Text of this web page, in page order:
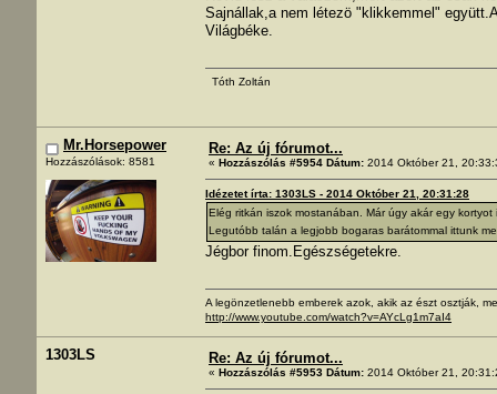
Sajnállak,a nem létezö "klikkemmel"
Világbéke.
Tóth Zoltán
Mr.Horsepower
Hozzászólások: 8581
Re: Az új fórumot...
« Hozzászólás #5954 Dátum: 2014 Október 21,
Idézetet írta: 1303LS - 2014 Október 21, 20:31:28
Elég ritkán iszok mostanában. Már úgy akár egy kortyot
Legutóbb talán a legjobb bogaras barátommal ittunk
Jégbor finom.Egészségetekre.
A legönzetlenebb emberek azok, akik az észt osztják,
http://www.youtube.com/watch?v=AYcLg1m7aI4
1303LS Re: Az új fórumot...
« Hozzászólás #5953 Dátum: 2014 Október 21,